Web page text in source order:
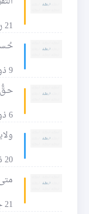
21 ربيع الأول 1432 هجرية
9 ذو القعدة 1432 هجرية
6 ذو الحجة 1432 هجرية
20 ذو الحجة 1432 هجرية
21 جمادى الثانية 1437